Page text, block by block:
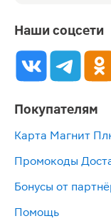
Наши соцсети
Покупателям
Карта Магнит
Промокоды
Бонусы от
Помощь